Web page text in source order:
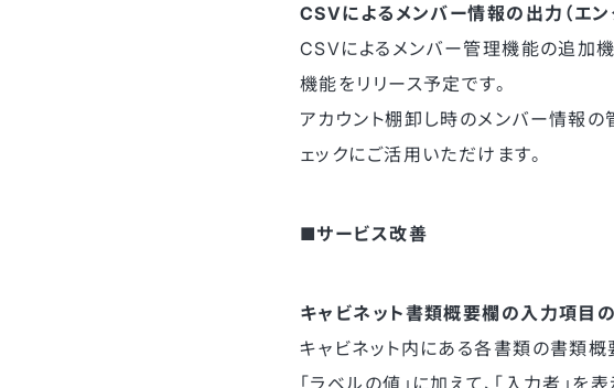
CSVによるメンバー情報の出力（エン
CSVによるメンバー管理機能の追加
機能をリリース予定です。
アカウント棚卸し時のメンバー情報
ェックにご活用いただけます。
■サービス改善
キャビネット書類概要欄の入力項目
キャビネット内にある各書類の書類概
「ラベルの値」に加えて、「入力者」を